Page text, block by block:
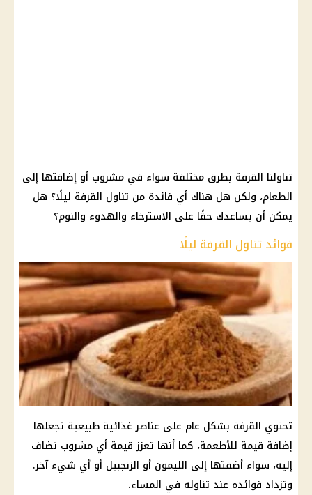
تناولنا القرفة بطرق مختلفة سواء في مشروب أو إضافتها إلى
الطعام، ولكن هل هناك أي فائدة من تناول القرفة ليلًا؟ هل
يمكن أن يساعدك حقًا على الاسترخاء والهدوء والنوم؟
فوائد تناول القرفة ليلًا
تحتوي القرفة بشكل عام على عناصر غذائية طبيعية تجعلها
إضافة قيمة للأطعمة، كما أنها تعزز قيمة أي مشروب تضاف
إليه، سواء أضفتها إلى الليمون أو الزنجبيل أو أي شيء آخر.
وتزداد فوائده عند تناوله في المساء.